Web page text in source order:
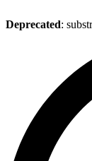
Deprecated: